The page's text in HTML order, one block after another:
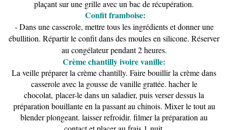
plaçant sur une grille avec un bac de récupération.
Confit framboise:
- Dans une casserole, mettre tous les ingrédients et donner une
ébullition. Répartir le confit dans des moules en silicone. Réserver
au congélateur pendant 2 heures.
Crème chantilly ivoire vanille:
La veille préparer la crème chantilly. Faire bouillir la crème dans
casserole avec la gousse de vanille grattée. hacher le
chocolat, placer-le dans un saladier, puis verser dessus la
préparation bouillante en la passant au chinois. Mixer le tout au
blender plongeant. laisser refroidir. filmer la préparation au